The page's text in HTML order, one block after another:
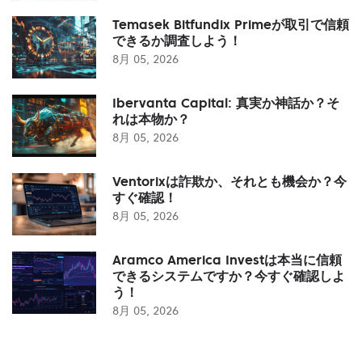
Temasek Bitfundix Primeが取引で信頼
できるか調査しよう！
8月 05, 2026
Ibervanta Capital: 真実か神話か？そ
れは本物か？
8月 05, 2026
Ventorixは詐欺か、それとも機会か？今
すぐ確認！
8月 05, 2026
Aramco America Investは本当に信頼
できるシステムですか？今すぐ確認しよ
う！
8月 05, 2026